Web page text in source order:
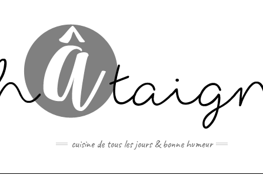
cuisine de tous les jours & bonne humeur